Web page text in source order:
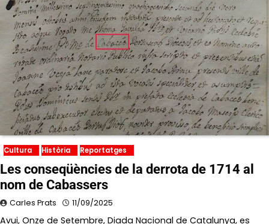
Cultura Història Reportatges
Les conseqüències de la derrota de 1714 al
nom de Cabassers
Carles Prats 11/09/2025
Avui, Onze de Setembre, Diada Nacional de Catalunya, es